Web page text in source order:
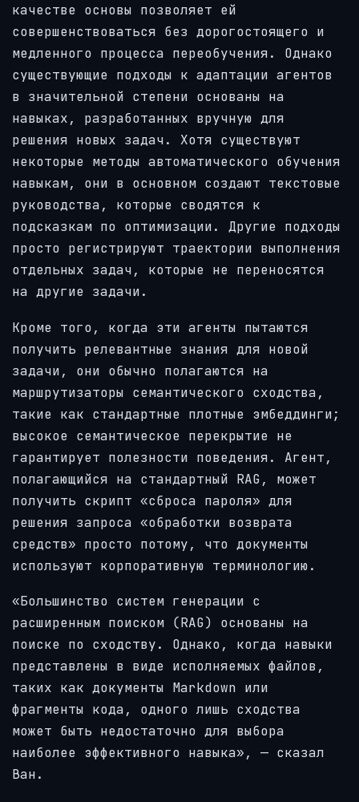
качестве основы позволяет ей
совершенствоваться без дорогостоящего и
медленного процесса переобучения. Однако
существующие подходы к адаптации агентов
в значительной степени основаны на
навыках, разработанных вручную для
решения новых задач. Хотя существуют
некоторые методы автоматического обучения
навыкам, они в основном создают текстовые
руководства, которые сводятся к
подсказкам по оптимизации. Другие подходы
просто регистрируют траектории выполнения
отдельных задач, которые не переносятся
на другие задачи.
Кроме того, когда эти агенты пытаются
получить релевантные знания для новой
задачи, они обычно полагаются на
маршрутизаторы семантического сходства,
такие как стандартные плотные эмбеддинги;
высокое семантическое перекрытие не
гарантирует полезности поведения. Агент,
полагающийся на стандартный RAG, может
получить скрипт «сброса пароля» для
решения запроса «обработки возврата
средств» просто потому, что документы
используют корпоративную терминологию.
«Большинство систем генерации с
расширенным поиском (RAG) основаны на
поиске по сходству. Однако, когда навыки
представлены в виде исполняемых файлов,
таких как документы Markdown или
фрагменты кода, одного лишь сходства
может быть недостаточно для выбора
наиболее эффективного навыка», — сказал
Ван.